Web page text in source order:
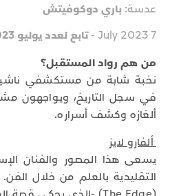
عدسة: باري دوكوفيتش
7 July 2023 -
تابع لعدد يوليو 2023
من هم رواد المستقبل؟
نخبة شابة من مستكشفي
في سجل التاريخ، ويواجهون
ألغازه وكشف أسراره.
ألفارو لايز
يسعى هذا المصور والفنان
التقليدية بالعلم من خلال